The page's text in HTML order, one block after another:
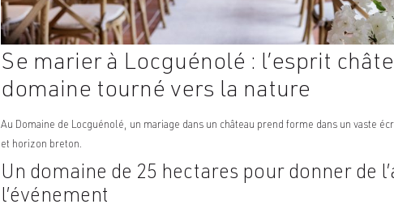
Se marier à Locguénolé : l’esprit
domaine tourné vers la nature
Au Domaine de Locguénolé, un mariage dans un château prend forme dans un vaste
et horizon breton.
Un domaine de 25 hectares pour donner de
l’événement